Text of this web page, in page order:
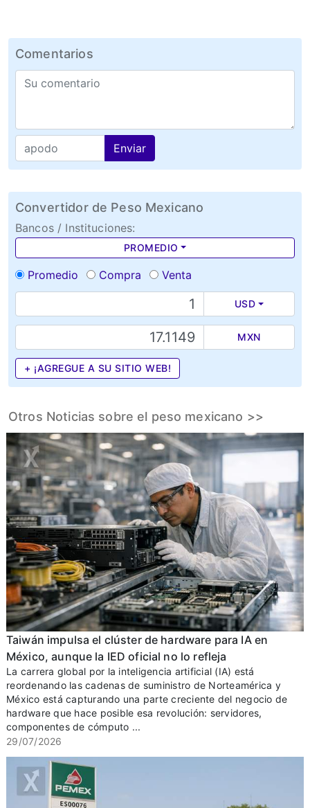
Comentarios
Enviar
Convertidor de Peso Mexicano
Bancos / Instituciones:
PROMEDIO
Promedio Compra Venta
USD
MXN
+ ¡AGREGUE A SU SITIO WEB!
Otros Noticias sobre el peso mexicano >>
Taiwán impulsa el clúster de hardware para IA en
México, aunque la IED oficial no lo refleja
La carrera global por la inteligencia artificial (IA) está
reordenando las cadenas de suministro de Norteamérica y
México está capturando una parte creciente del negocio de
hardware que hace posible esa revolución: servidores,
componentes de cómputo ...
29/07/2026